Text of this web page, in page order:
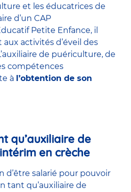
et les éducatrices de
d’un CAP
Petite Enfance, il
activités d’éveil des
de puériculture, de
compétences
à l’obtention de son
qu’auxiliaire de
en crèche
d’être salarié pour pouvoir
tant qu’auxiliaire de